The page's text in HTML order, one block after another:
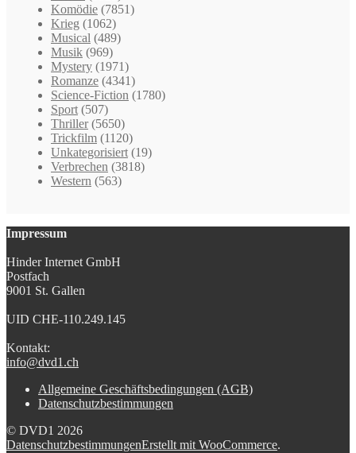
Komödie (7851)
Krieg (1062)
Musical (489)
Musik (969)
Mystery (1971)
Romanze (4341)
Science-Fiction (1780)
Sport (507)
Thriller (5650)
Trickfilm (1120)
Unkategorisiert (19)
Verbrechen (3818)
Western (563)
Impressum
Hinder Internet GmbH
Postfach
9001 St. Gallen
UID CHE-110.249.145
Kontakt:
info@dvd1.ch
Allgemeine Geschäftsbedingungen (AGB)
Datenschutzbestimmungen
© DVD1 2026
DatenschutzbestimmungenErstellt mit WooCommerce.